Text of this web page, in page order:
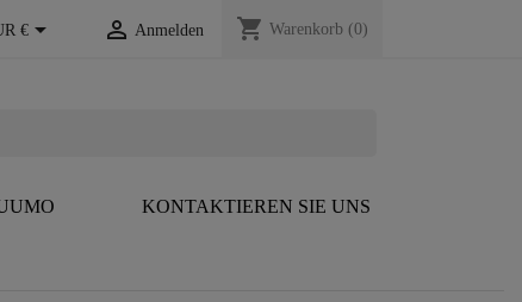
€  Anmelden shopping_cart Warenkorb (0)
KONTAKTIEREN SIE UNS